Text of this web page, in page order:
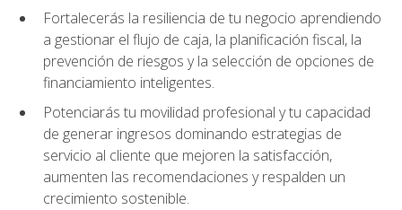
Fortalecerás la resiliencia de tu negocio aprendiendo
a gestionar el flujo de caja, la planificación fiscal, la
prevención de riesgos y la selección de opciones de
financiamiento inteligentes.
Potenciarás tu movilidad profesional y tu capacidad
de generar ingresos dominando estrategias de
servicio al cliente que mejoren la satisfacción,
aumenten las recomendaciones y respalden un
crecimiento sostenible.